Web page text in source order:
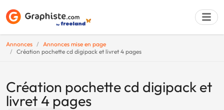
Annonces
Annonces mise en page
Création pochette cd digipack et livret 4 pages
Création pochette cd digipack et
livret 4 pages